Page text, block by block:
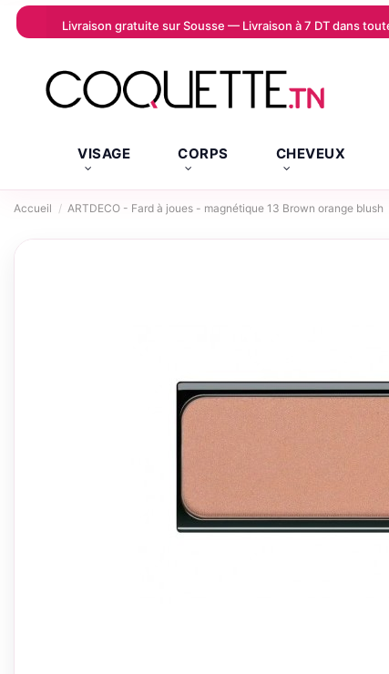
Livraison gratuite sur Sousse — Livraison à 7 DT dans
VISAGE CORPS CHEVEUX
Accueil ARTDECO - Fard à joues - magnétique 13 Brown orange blush